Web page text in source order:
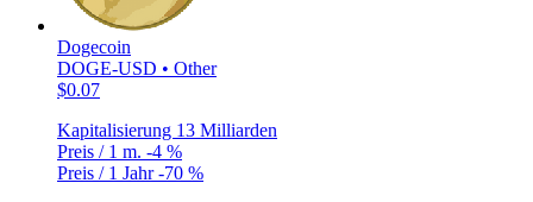
Dogecoin
DOGE-USD • Other
$0.07
Kapitalisierung 13 Milliarden
Preis / 1 m. -4 %
Preis / 1 Jahr-70 %